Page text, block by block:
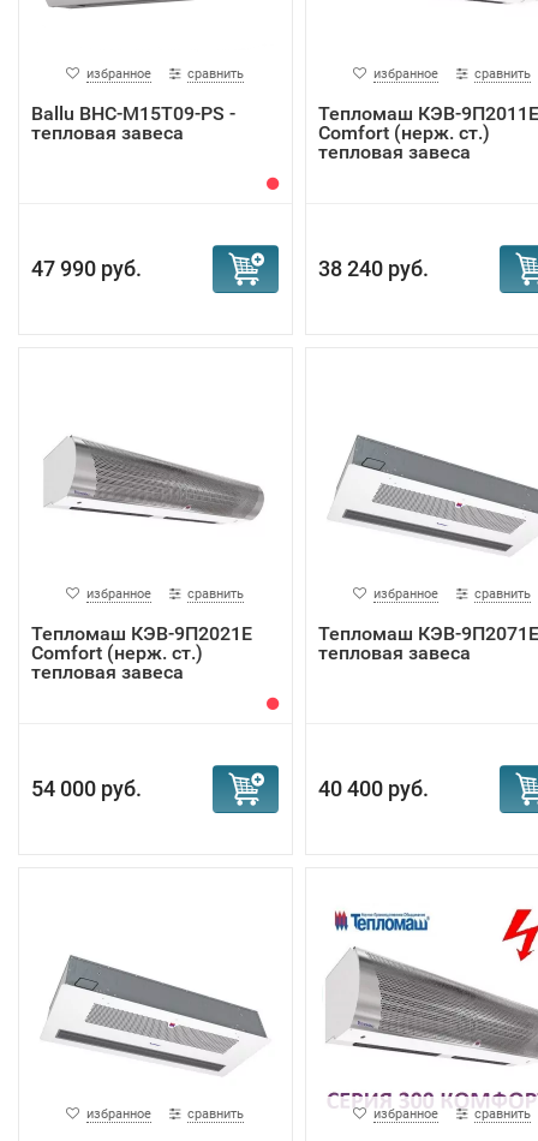
избранное сравнить
Ballu BHC-M15T09-PS -
тепловая завеса
47 990 руб.
избранное сравнить
Тепломаш КЭВ-9П2011Е
Сomfort (нерж. ст.)
тепловая завеса
38 240 руб.
избранное сравнить
Тепломаш КЭВ-9П2021Е
Сomfort (нерж. ст.)
тепловая завеса
54 000 руб.
избранное сравнить
Тепломаш КЭВ-9П2071E
тепловая завеса
40 400 руб.
избранное сравнить избранное сравнить